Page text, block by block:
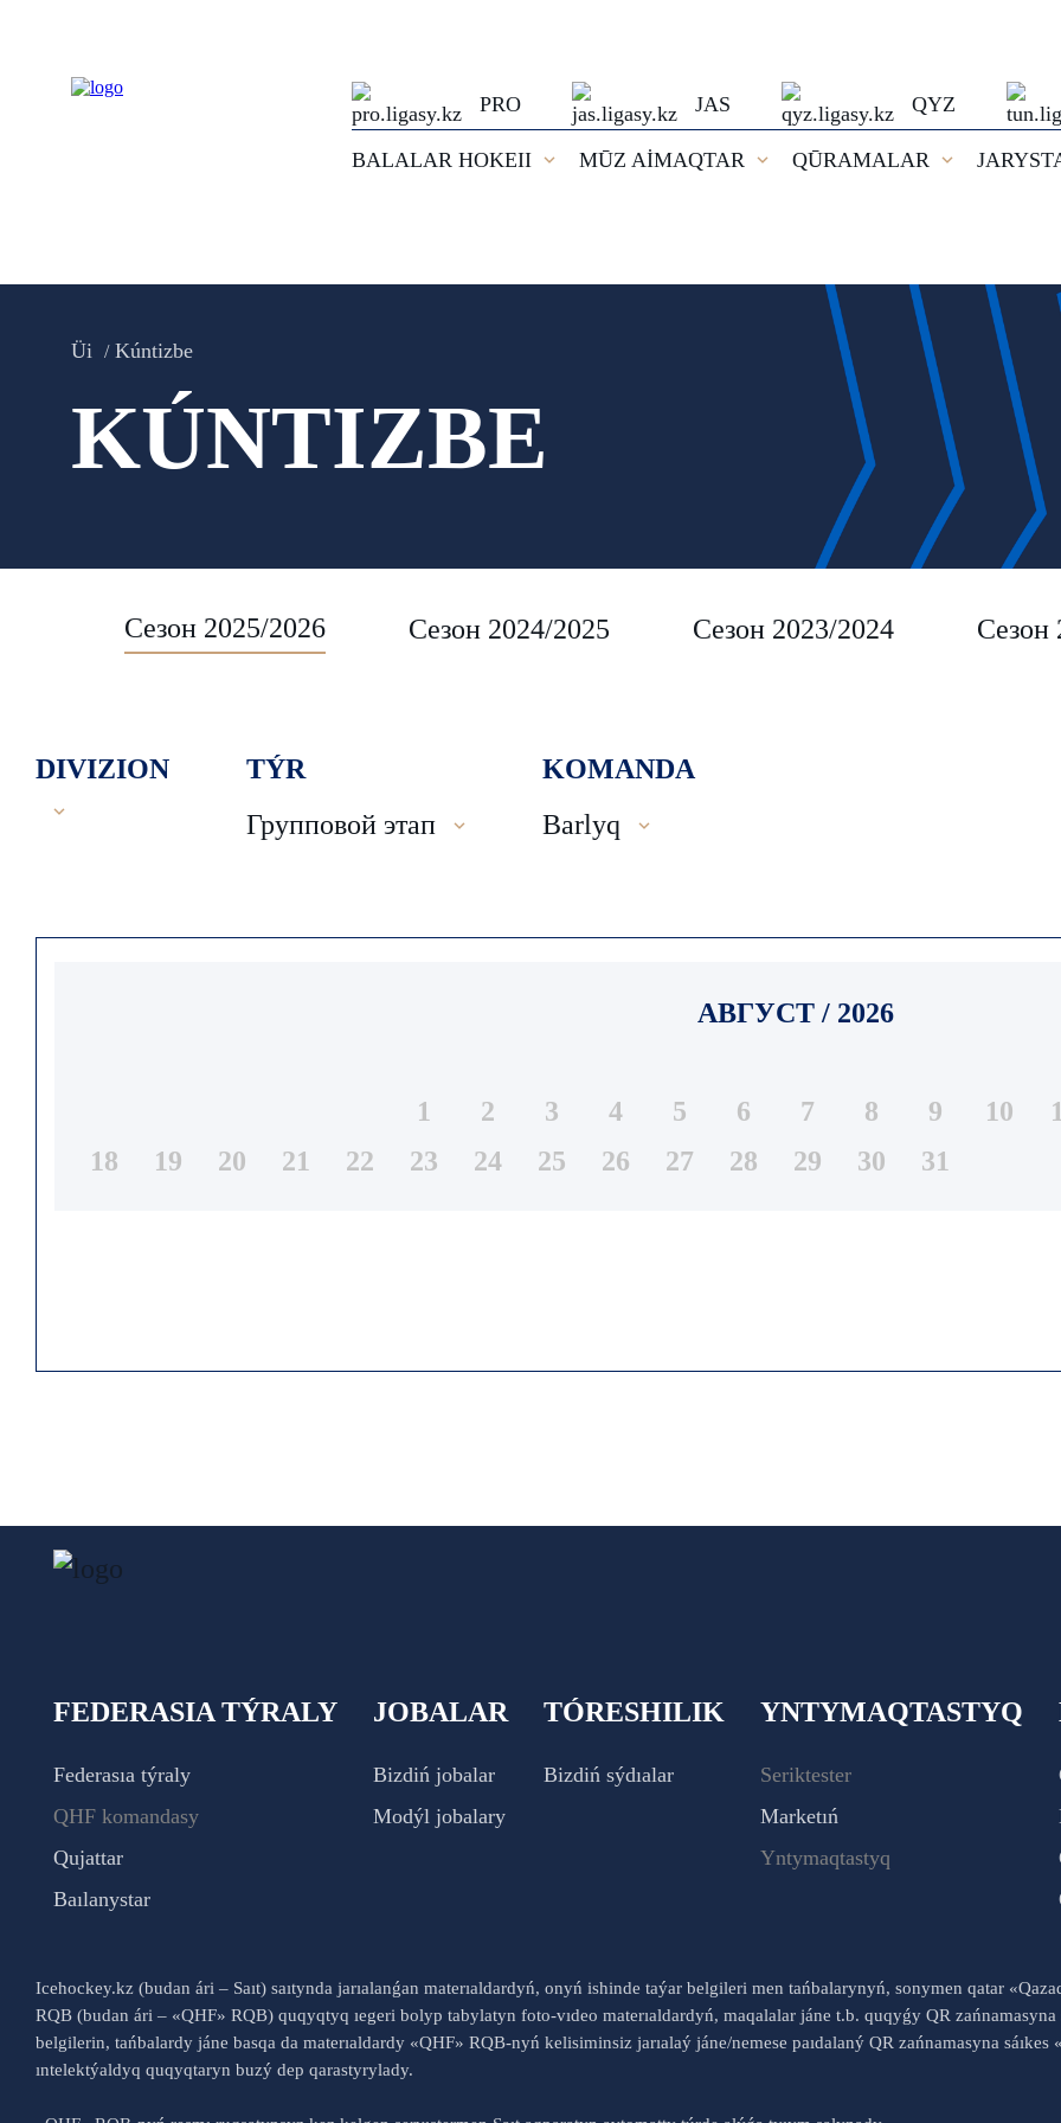
PRO JAS QYZ
BALALAR HOKEII
MŪZ AİMAQTAR QŪRAMALAR
Üi Kúntizbe
KÚNTIZBE
Сезон 2025/2026 Сезон 2024/2025 Сезон 2023/2024 Сезон
DIVIZION
TÝR
Групповой этап
KOMANDA
Barlyq
АВГУСТ / 2026
1 2 3 4 5 6 7 8 9 10
18
19 20 21 22 23 24 25 26 27 28 29 30 31
FEDERASIA TÝRALY
Federasıa týraly
QHF komandasy
Qujattar
Baılanystar
JOBALAR
Bizdiń jobalar
Modýl jobalary
TÓRESHILIK
Bizdiń sýdıalar
YNTYMAQTASTYQ
Seriktester
Marketıń
Yntymaqtastyq
Icehockey.kz (budan ári – Saıt) saıtynda jarıalanǵan materıaldardyń, onyń ishinde taýar belgileri men tańbalarynyń, sonymen qatar
RQB (budan ári – «QHF» RQB) quqyqtyq ıegeri bolyp tabylatyn foto-vıdeo materıaldardyń, maqalalar jáne t.b. quqyǵy QR zańnamasyna
belgilerin, tańbalardy jáne basqa da materıaldardy «QHF» RQB-nyń kelisiminsiz jarıalaý jáne/nemese paıdalaný QR zańnamasyna sáıkes
ıntelektýaldyq quqyqtaryn buzý dep qarastyrylady.